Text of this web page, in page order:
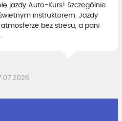
jazdy Auto-Kurs! Szczególnie
instruktorem. Jazdy
atmosferze bez stresu, a pani